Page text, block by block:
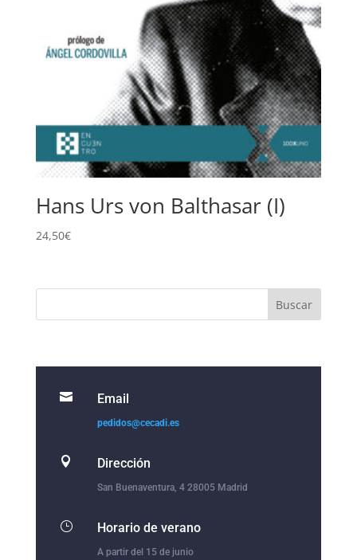
Hans Urs von Balthasar (I)
24,50€
 Email
pedidos@cecadi.es
 Dirección
San Buenaventura, 4 28005 Madrid
} Horario de verano
A partir del 15 de junio